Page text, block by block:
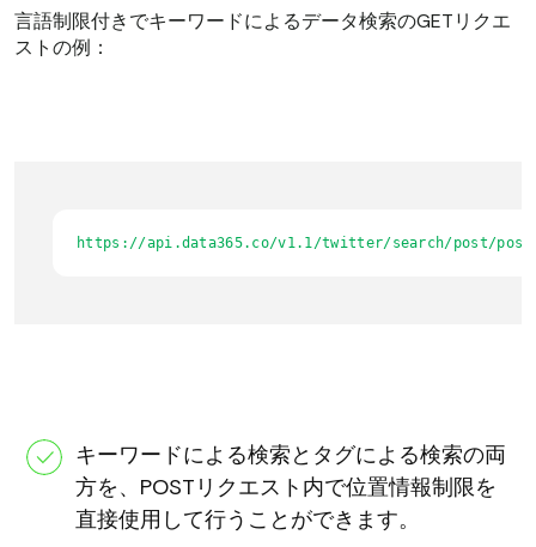
言語制限付きでキーワードによるデータ検索のGETリクエ
ストの例：
https://api.data365.co/v1.1/twitter/search/post/
キーワードによる検索とタグによる検索の両
方を、POSTリクエスト内で位置情報制限を
直接使用して行うことができます。